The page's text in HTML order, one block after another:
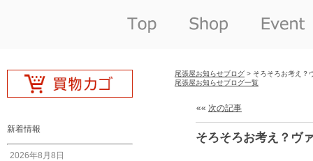
新着情報
2026年8月8日
尾張屋お知らせブログ > そろそろお考え？
尾張屋お知らせブログ一覧
«« 次の記事
そろそろお考え？ヴ